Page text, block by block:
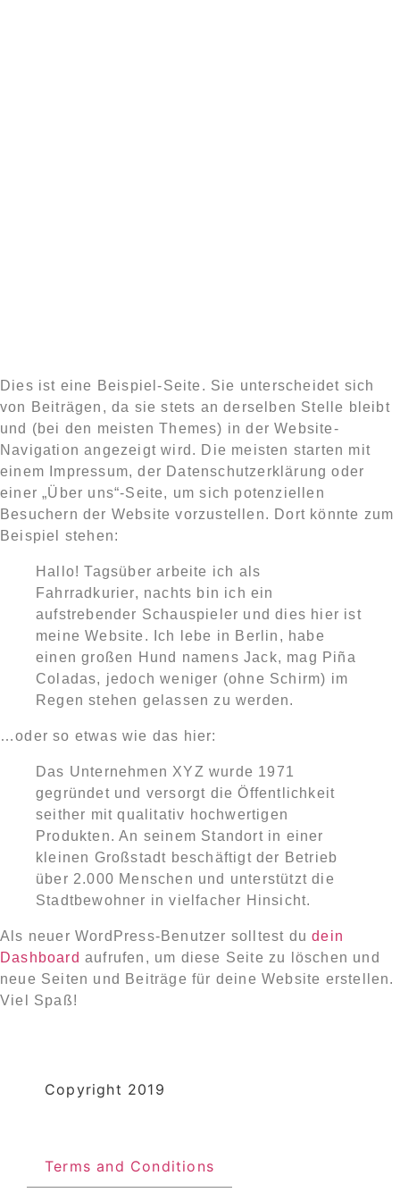
TALENTS
COMPANIES
SERVICES
INTERESTING READS
Dies ist eine Beispiel-Seite. Sie unterscheidet sich
von Beiträgen, da sie stets an derselben Stelle bleibt
und (bei den meisten Themes) in der Website-
Navigation angezeigt wird. Die meisten starten mit
einem Impressum, der Datenschutzerklärung oder
einer „Über uns“-Seite, um sich potenziellen
Besuchern der Website vorzustellen. Dort könnte zum
Beispiel stehen:
Hallo! Tagsüber arbeite ich als
Fahrradkurier, nachts bin ich ein
aufstrebender Schauspieler und dies hier ist
meine Website. Ich lebe in Berlin, habe
einen großen Hund namens Jack, mag Piña
Coladas, jedoch weniger (ohne Schirm) im
Regen stehen gelassen zu werden.
…oder so etwas wie das hier:
Das Unternehmen XYZ wurde 1971
gegründet und versorgt die Öffentlichkeit
seither mit qualitativ hochwertigen
Produkten. An seinem Standort in einer
kleinen Großstadt beschäftigt der Betrieb
über 2.000 Menschen und unterstützt die
Stadtbewohner in vielfacher Hinsicht.
Als neuer WordPress-Benutzer solltest dudein
Dashboard aufrufen, um diese Seite zu löschen und
neue Seiten und Beiträge für deine Website erstellen.
Viel Spaß!
Copyright 2019
Terms and Conditions